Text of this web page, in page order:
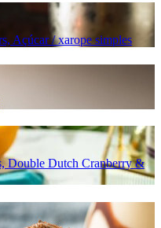
Açúcar / xarope simples
Double Dutch Cranberry &